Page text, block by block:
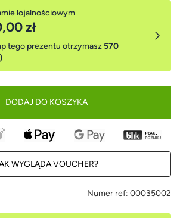
lojalnościowym
zł
tego prezentu otrzymasz570
DODAJ DO KOSZYKA
WYGLĄDA VOUCHER?
Numer ref: 00035002